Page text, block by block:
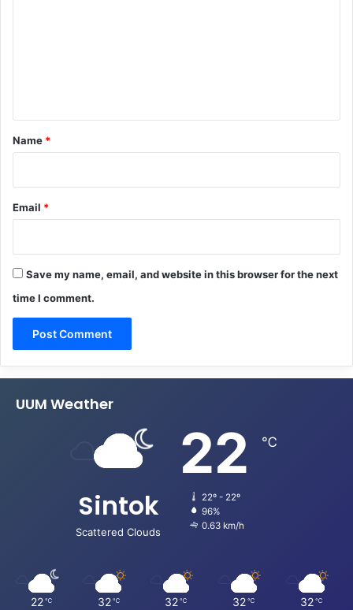
*
Name *
Email *
Save my name, email, and website in this browser for the next
time I comment.
UUM Weather
Sintok
Scattered Clouds
22 ℃
22º - 22º
96%
0.63 km/h
22 ℃ 32 ℃ 32 ℃ 32 ℃ 32 ℃